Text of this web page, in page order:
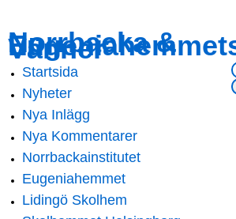
main
content
navigation
Norrbacka &
Vänner
Main menu
Startsida
Nyheter
Nya Inlägg
Nya Kommentarer
Norrbackainstitutet
Eugeniahemmet
Lidingö Skolhem